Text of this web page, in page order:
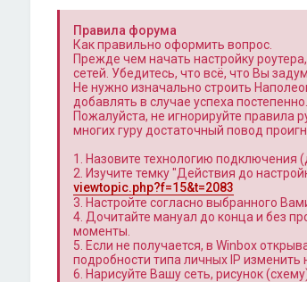
Правила форума
Как правильно оформить вопрос.
Прежде чем начать настройку
сетей. Убедитесь, что всё, что Вы
Не нужно изначально строить
добавлять в случае успеха постепенно.
Пожалуйста, не игнорируйте правила
многих гуру достаточный повод
1. Назовите технологию подключения
2. Изучите темку "Действия до
viewtopic.php?f=15&t=2083
3. Настройте согласно выбранного
4. Дочитайте мануал до конца и без
моменты.
5. Если не получается, в Winbox
подробности типа личных IP изменить
6. Нарисуйте Вашу сеть, рисунок